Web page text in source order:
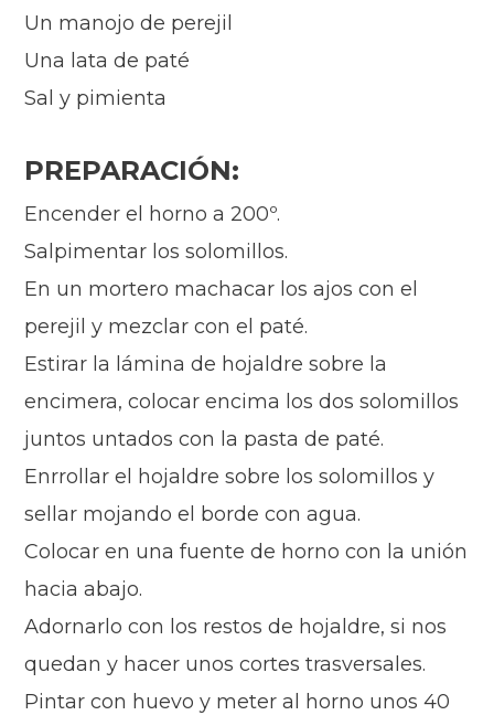
Un manojo de perejil
Una lata de paté
Sal y pimienta
PREPARACIÓN:
Encender el horno a 200º.
Salpimentar los solomillos.
En un mortero machacar los ajos con el
perejil y mezclar con el paté.
Estirar la lámina de hojaldre sobre la
encimera, colocar encima los dos solomillos
juntos untados con la pasta de paté.
Enrrollar el hojaldre sobre los solomillos y
sellar mojando el borde con agua.
Colocar en una fuente de horno con la unión
hacia abajo.
Adornarlo con los restos de hojaldre, si nos
quedan y hacer unos cortes trasversales.
Pintar con huevo y meter al horno unos 40